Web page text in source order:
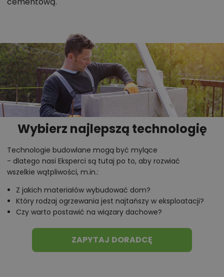
przylegający taras naziemny.
Na drugiej kondygnacji zaplanowano bardziej
prywatną strefę, w której znajdują się trzy wygodne
sypialnie oraz komfortowa łazienka. Nad garażem
pozostawiono strych. Architekt adaptujący może
zaaranżować tę przestrzeń na przykład na pokój
hobby. Projekt Realny można wykorzystać do
zabudowy bliźniaczej.
Chcesz uzyskać więcej informacji o tym
projekcie, na przykład:
polecane przez architekta zmiany,
możliwości wprowadzania modyfikacji,
projekty podobne - o zbliżonym układzie lub
parametrach,
optymalizacja kosztów budowy domu według
Wybierz najlepszą technologię
Technologie budowlane mogą być mylące
- dlatego nasi Eksperci są tutaj po to, aby rozwiać
wszelkie wątpliwości, m.in.:
Z jakich materiałów wybudować dom?
Który rodzaj ogrzewania jest najtańszy w eksploatacji?
Czy warto postawić na wiązary dachowe?
ZAPYTAJ DORADCĘ